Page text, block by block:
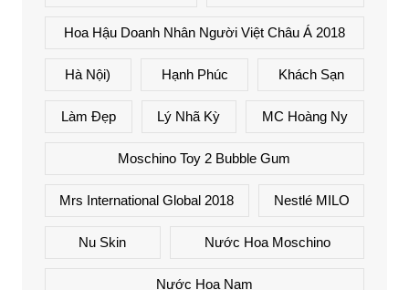
Hoa Hậu Doanh Nhân Người Việt Châu Á 2018
Hà Nội) Hạnh Phúc Khách Sạn
Làm Đẹp Lý Nhã Kỳ MC Hoàng Ny
Moschino Toy 2 Bubble Gum
Mrs International Global 2018 Nestlé MILO
Nu Skin Nước Hoa Moschino
Nước Hoa Nam